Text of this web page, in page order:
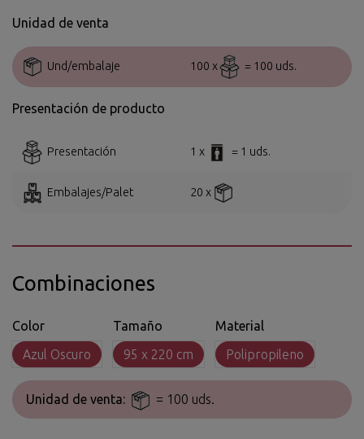
Unidad de venta
Und/embalaje 100 x = 100 uds.
Presentación de producto
Presentación 1 x = 1 uds.
Embalajes/Palet 20 x
Combinaciones
Color
Azul Oscuro
Tamaño
95 x 220 cm
Material
Polipropileno
Unidad de venta: = 100 uds.